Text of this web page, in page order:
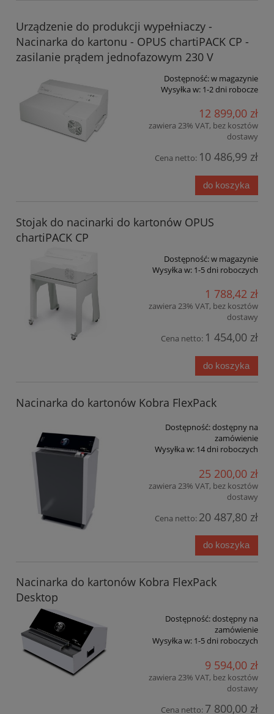
Urządzenie do produkcji wypełniaczy -
Nacinarka do kartonu - OPUS chartiPACK CP -
zasilanie prądem jednofazowym 230 V
Dostępność:w magazynie
Wysyłka w: 1-2 dni robocze
12 899,00 zł
zawiera 23% VAT, bez kosztów
dostawy
Cena netto: 10 486,99 zł
do koszyka
Stojak do nacinarki do kartonów OPUS
chartiPACK CP
Dostępność:w magazynie
Wysyłka w: 1-5 dni roboczych
1 788,42 zł
zawiera 23% VAT, bez kosztów
dostawy
Cena netto: 1 454,00 zł
do koszyka
Nacinarka do kartonów Kobra FlexPack
Dostępność:dostępny na
zamówienie
Wysyłka w: 14 dni roboczych
25 200,00 zł
zawiera 23% VAT, bez kosztów
dostawy
Cena netto: 20 487,80 zł
do koszyka
Nacinarka do kartonów Kobra FlexPack
Desktop
Dostępność:dostępny na
zamówienie
Wysyłka w: 1-5 dni roboczych
9 594,00 zł
zawiera 23% VAT, bez kosztów
dostawy
Cena netto: 7 800,00 zł